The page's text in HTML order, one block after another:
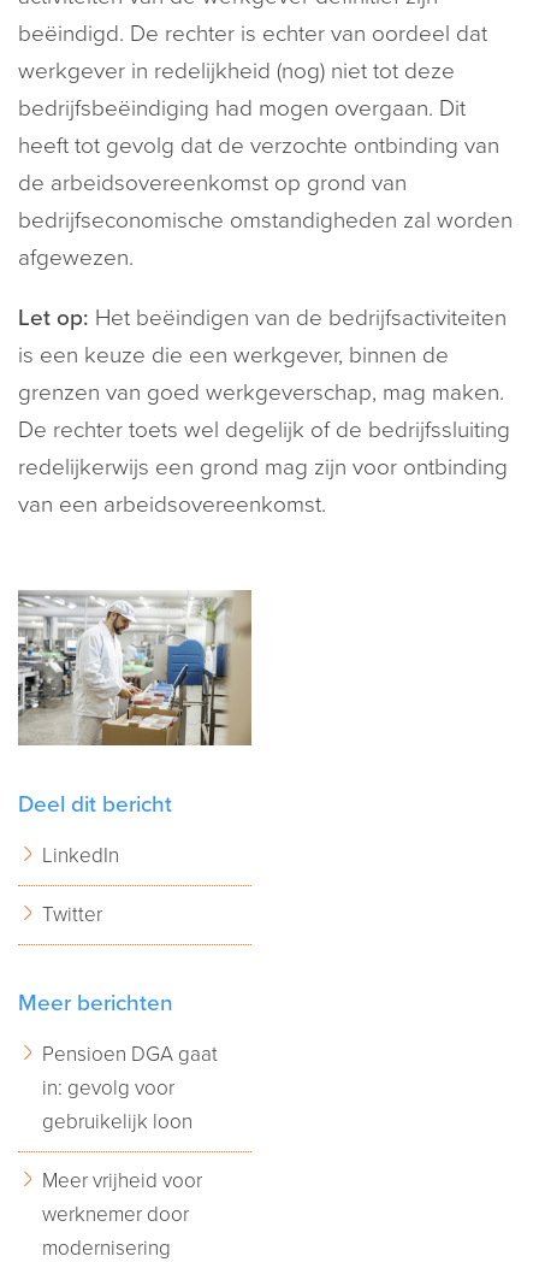
beëindigd. De rechter is echter van oordeel dat
werkgever in redelijkheid (nog) niet tot deze
bedrijfsbeëindiging had mogen overgaan. Dit
heeft tot gevolg dat de verzochte ontbinding van
de arbeidsovereenkomst op grond van
bedrijfseconomische omstandigheden zal worden
afgewezen.
Let op: Het beëindigen van de bedrijfsactiviteiten
is een keuze die een werkgever, binnen de
grenzen van goed werkgeverschap, mag maken.
De rechter toets wel degelijk of de bedrijfssluiting
redelijkerwijs een grond mag zijn voor ontbinding
van een arbeidsovereenkomst.
Deel dit bericht
LinkedIn
Twitter
Meer berichten
Pensioen DGA gaat
in: gevolg voor
gebruikelijk loon
Meer vrijheid voor
werknemer door
modernisering